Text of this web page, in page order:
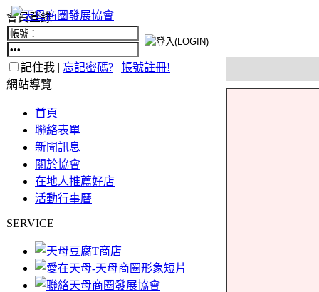
會員登錄
記住我 | 忘記密碼? | 帳號註冊!
網站導覽
首頁
聯絡表單
新聞訊息
關於協會
在地人推薦好店
活動行事曆
SERVICE